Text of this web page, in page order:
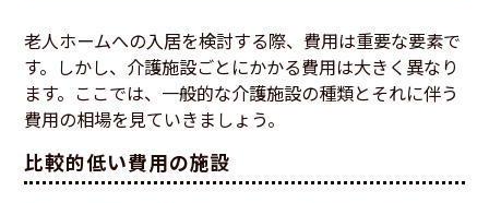
老人ホームへの入居を検討する際、費用は重要な要素で
す。しかし、介護施設ごとにかかる費用は大きく異なり
ます。ここでは、一般的な介護施設の種類とそれに伴う
費用の相場を見ていきましょう。
比較的低い費用の施設